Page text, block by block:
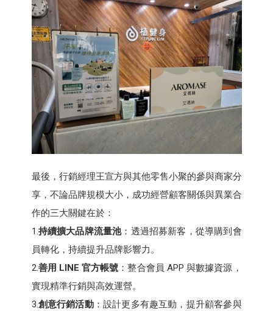
最後，行銷經理王宣方與其他零售小聚的參與商家分
享，不論品牌規模大小，成功經營顧客關係與異業合
作的三大關鍵在於：
1.持續擴大品牌流量池：透過招募新客，從導購到會
員轉化，持續提升品牌影響力。
2.善用 LINE 官方帳號 ：整合會員 APP 與數據資源，
實現精準行銷與高效運營。
3.創意行銷活動：設計更多有趣互動，提升顧客參與